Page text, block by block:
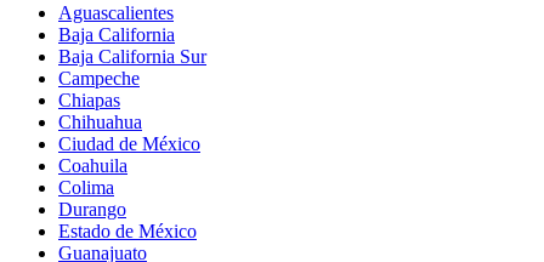
Aguascalientes
Baja California
Baja California Sur
Campeche
Chiapas
Chihuahua
Ciudad de México
Coahuila
Colima
Durango
Estado de México
Guanajuato